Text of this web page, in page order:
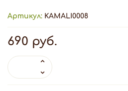
Артикул: KAMALI0008
690 руб.